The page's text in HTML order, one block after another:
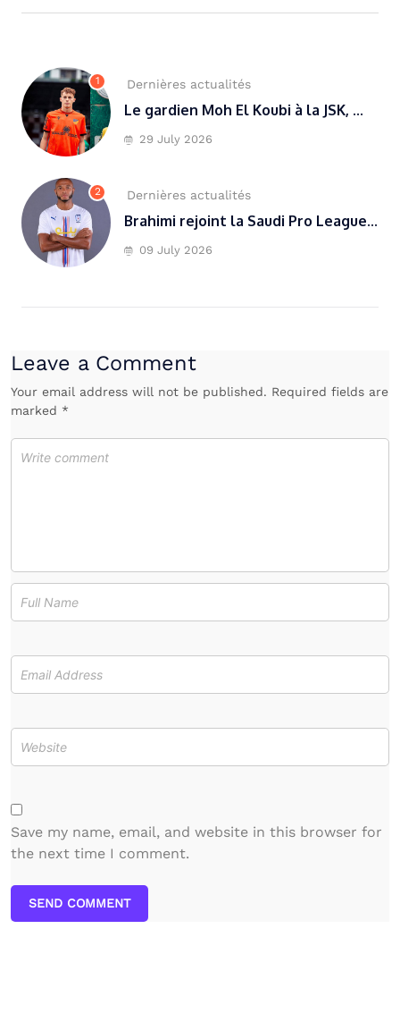
1 Dernières actualités
Le gardien Moh El Koubi à la JSK, ...
29 July 2026
2 Dernières actualités
Brahimi rejoint la Saudi Pro League...
09 July 2026
Leave a Comment
Your email address will not be published. Required fields are
marked *
Save my name, email, and website in this browser for
the next time I comment.
SEND COMMENT